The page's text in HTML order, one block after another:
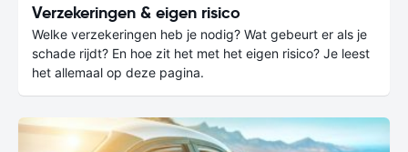
Verzekeringen & eigen risico
Welke verzekeringen heb je nodig? Wat gebeurt er als je
schade rijdt? En hoe zit het met het eigen risico? Je leest
het allemaal op deze pagina.